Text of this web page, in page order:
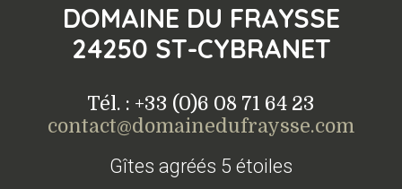
DOMAINE DU FRAYSSE
24250 ST-CYBRANET
Tél. : +33 (0)6 08 71 64 23
contact@domainedufraysse.com
Gîtes agréés 5 étoiles